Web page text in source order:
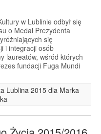
w Lublinie odbył się
o Medal Prezydenta
się
i integracji osób
laureatów, wśród których
fundacji Fuga Mundi
Lublina 2015 dla Marka